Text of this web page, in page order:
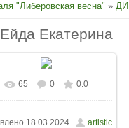
"Либеровская весна" »
Екатерина
65 0 0.0
18.03.2024 artistic